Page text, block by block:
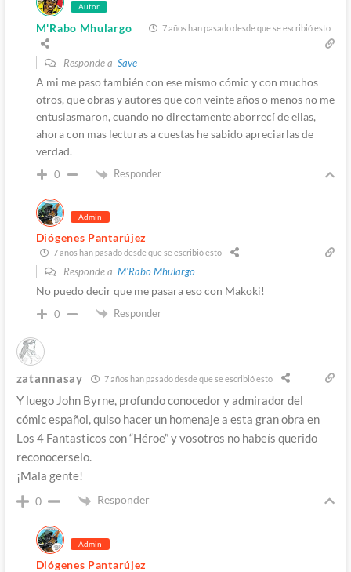
Autor
M'Rabo Mhulargo 7 años han pasado desde que se escribió esto
Responde a Save
A mi me paso también con ese mismo cómic y con muchos
otros, que obras y autores que con veinte años o menos no me
entusiasmaron, cuando no directamente aborrecí de ellas,
ahora con mas lecturas a cuestas he sabido apreciarlas de
verdad.
0 Responder
Admin
Diógenes Pantarújez
7 años han pasado desde que se escribió esto
Responde a M'Rabo Mhulargo
No puedo decir que me pasara eso con Makoki!
0 Responder
zatannasay 7 años han pasado desde que se escribió esto
Y luego John Byrne, profundo conocedor y admirador del
cómic español, quiso hacer un homenaje a esta gran obra en
Los 4 Fantasticos con “Héroe” y vosotros no habeís querido
reconocerselo.
¡Mala gente!
0 Responder
Admin
Diógenes Pantarújez